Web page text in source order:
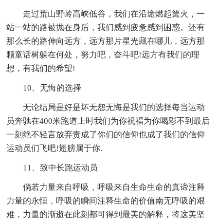
走过荒山野岭高峡低谷，我们在沿途燃起篝火，一
站一站的路被抛在身后，我们感到疲惫感到困惑。还有
那么长的路伸向远方，远方那片星光藏在哪儿，远方那
颗童话树躲在何处，努力吧，奋斗吧!远方有我们的理
想，有我们的希望!
10、无悔的选择
无论结局是好是坏无怨无悔是我们的选择每当运动
员奔驰在400米跑道上时我们为你祝福为你喝彩不到最后
一刻绝不轻言放弃责成了你们的信仰也成了我们的信仰
运动员们飞吧!翅膀属于你.
11、致中长跑运动员
倘若力量来自呼吸，呼吸来自生命生命的真谛注释
力量的永恒，呼吸的瞬间注释生命的价值南无呼吸的艰
难，力量的渐逝在此刻都可得到最美的解释，将这美坚